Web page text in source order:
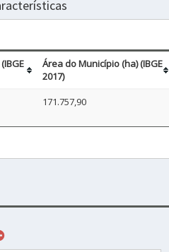
Área do Município (ha) (IBGE
2017)
171.757,90